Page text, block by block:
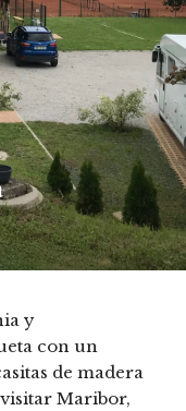
y
con un
de madera
Maribor,